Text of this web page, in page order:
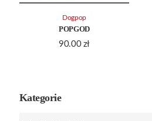
POPGOD
90.00 zł
Dogpop
Kategorie